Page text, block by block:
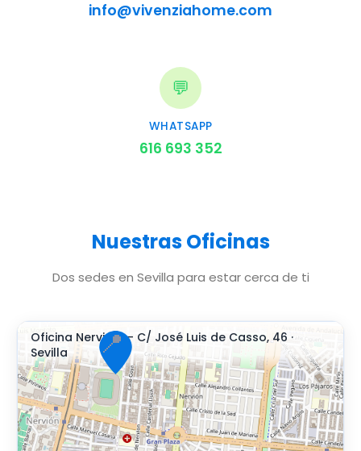
info@vivenziahome.com
💬
WHATSAPP
616 693 352
Nuestras Oficinas
Dos sedes en Sevilla para estar cerca de ti
📍
Oficina Nervión — C/ José Luis de Casso, 46 ·
Sevilla